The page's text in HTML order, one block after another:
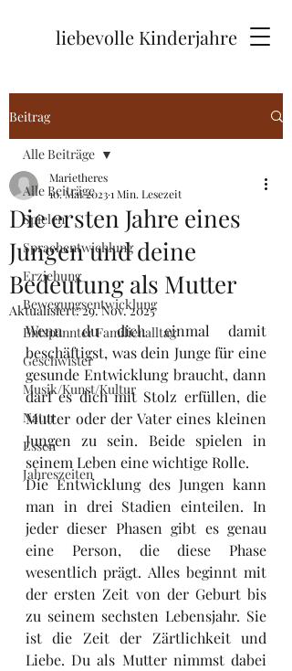
liebevolle Kinderjahre
Beitrag
Alle Beiträge
Spielen
Sprachentwichlung
Erziehung
Bewegungsentwicklung
Entspannter Familienalltag
Geschwister
Musik/Kunst/Kultur
Natur
Essen
Jahreszeiten
Alle Beiträge
Die ersten Jahre eines
Jungen und deine
Bedeutung als Mutter
Marietheres
10. Mai 20231 Min. Lesezeit
Aktualisiert:29. Nov. 2025
Wenn du dich einmal damit
beschäftigst, was dein Junge für eine
gesunde Entwicklung braucht, dann
darf es dich mit Stolz erfüllen, die
Mutter oder der Vater eines kleinen
Jungen zu sein. Beide spielen in
seinem Leben eine wichtige Rolle.
Die Entwicklung des Jungen kann
man in drei Stadien einteilen. In
jeder dieser Phasen gibt es genau
eine Person, die diese Phase
wesentlich prägt. Alles beginnt mit
der ersten Zeit von der Geburt bis
zu seinem sechsten Lebensjahr. Sie
ist die Zeit der Zärtlichkeit und
Liebe. Du als Mutter nimmst dabei